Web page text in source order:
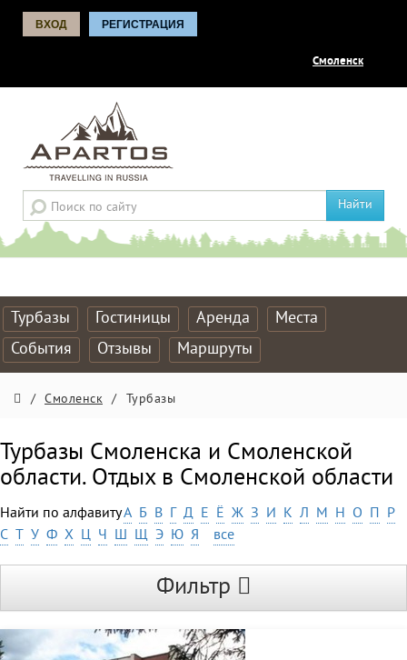
ВХОД РЕГИСТРАЦИЯ
Смоленск
Найти
Турбазы Гостиницы Аренда
Места
События
Отзывы Маршруты
/ Смоленск / Турбазы
Турбазы Смоленска и Смоленской
области. Отдых в Смоленской области
Найти по алфавитуА Б В Г Д Е Ё Ж З И К Л М Н О П Р
С Т У Ф Х Ц Ч Ш Щ Э Ю Я все
Фильтр